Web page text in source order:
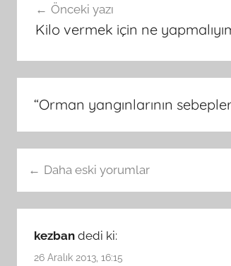
gezinmesi
Önceki yazı
Kilo vermek için ne
“Orman yangınlarının
Yorum
gezinmesi
Daha eski yorumlar
kezban dedi ki:
26 Aralık 2013, 16:15